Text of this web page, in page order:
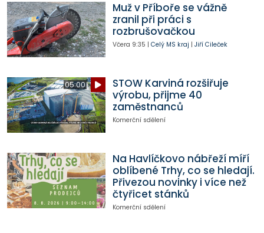
Muž v Příboře se vážně
zranil při práci s
rozbrušovačkou
Včera 9:35 | Celý MS kraj | Jiří Cileček
05:00
STOW Karviná rozšiřuje
výrobu, přijme 40
zaměstnanců
Komerční sdělení
Na Havlíčkovo nábřeží míří
oblíbené Trhy, co se hledají.
Přivezou novinky i více než
čtyřicet stánků
Komerční sdělení